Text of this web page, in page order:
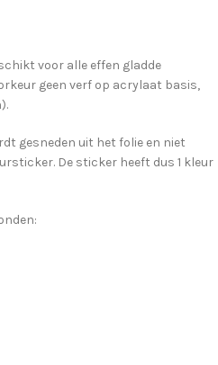
voor alle effen gladde
geen verf op acrylaat basis,
gesneden uit het folie en niet
De sticker heeft dus 1 kleur